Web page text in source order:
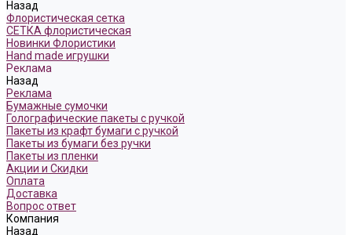
Назад
Флористическая сетка
СЕТКА флористическая
Новинки Флористики
Hand made игрушки
Реклама
Назад
Реклама
Бумажные сумочки
Голографические пакеты с ручкой
Пакеты из крафт бумаги с ручкой
Пакеты из бумаги без ручки
Пакеты из пленки
Акции и Скидки
Оплата
Доставка
Вопрос ответ
Компания
Назад